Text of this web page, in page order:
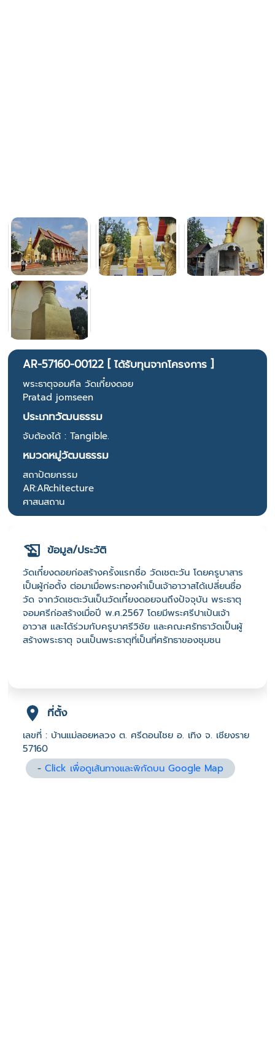
AR-57160-00122 [ ได้รับทุนจากโครงการ ]
พระธาตุจอมศีล วัดเกี๋ยงดอย
Pratad jomseen
ประเภทวัฒนธรรม
จับต้องได้ : Tangible.
หมวดหมู่วัฒนธรรม
สถาปัตยกรรม
AR:ARchitecture
ศาสนสถาน
ข้อมูล/ประวัติ
วัดเกี๋ยงดอยก่อสร้างครั้งแรกชื่อ วัดเชตะวัน โดยครูบาสาร
เป็นผู้ก่อตั้ง ต่อมาเมื่อพระทองคำเป็นเจ้าอาวาสได้เปลี่ยนชื่อ
วัด จากวัดเชตะวันเป็นวัดเกี๋ยงดอยจนถึงปัจจุบัน พระธาตุ
จอมศรีก่อสร้างเมื่อปี พ.ศ.2567 โดยมีพระศรีปาเป้นเจ้า
อาวาส และได้ร่วมกับครูบาศรีวิชัย และคณะศรัทธาวัดเป็นผู้
สร้างพระธาตุ จนเป็นพระธาตุที่เป็นที่ศรัทธาของชุมชน
ที่ตั้ง
เลขที่ : บ้านแม่ลอยหลวง ต. ศรีดอนไชย อ. เทิง จ. เชียงราย
57160
-Click เพื่อดูเส้นทางและพิกัดบน Google Map